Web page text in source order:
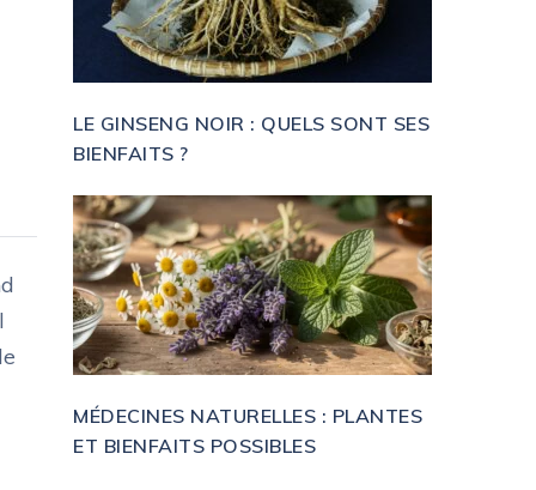
LE GINSENG NOIR : QUELS SONT SES
BIENFAITS ?
MÉDECINES NATURELLES : PLANTES
ET BIENFAITS POSSIBLES